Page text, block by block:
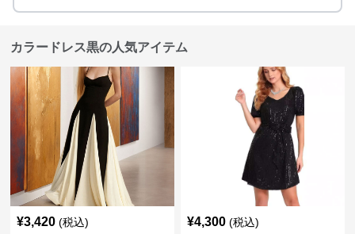
カラードレス黒の人気アイテム
¥3,420 (税込) ¥4,300 (税込)